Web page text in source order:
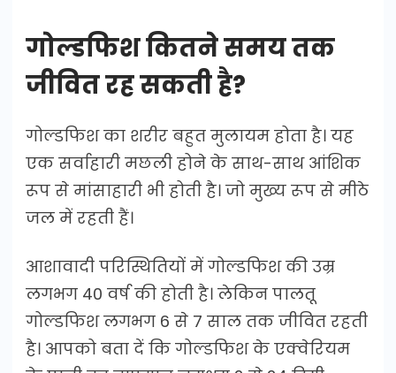
गोल्डफिश कितने समय तक
जीवित रह सकती है?
गोल्डफिश का शरीर बहुत मुलायम होता है। यह
एक सर्वाहारी मछली होने के साथ-साथ आंशिक
रूप से मांसाहारी भी होती है। जो मुख्य रूप से मीठे
जल में रहती हैं।
आशावादी परिस्थितियों में गोल्डफिश की उम्र
लगभग 40 वर्ष की होती है। लेकिन पालतू
गोल्डफिश लगभग 6 से 7 साल तक जीवित रहती
है। आपको बता दें कि गोल्डफिश के एक्वेरियम